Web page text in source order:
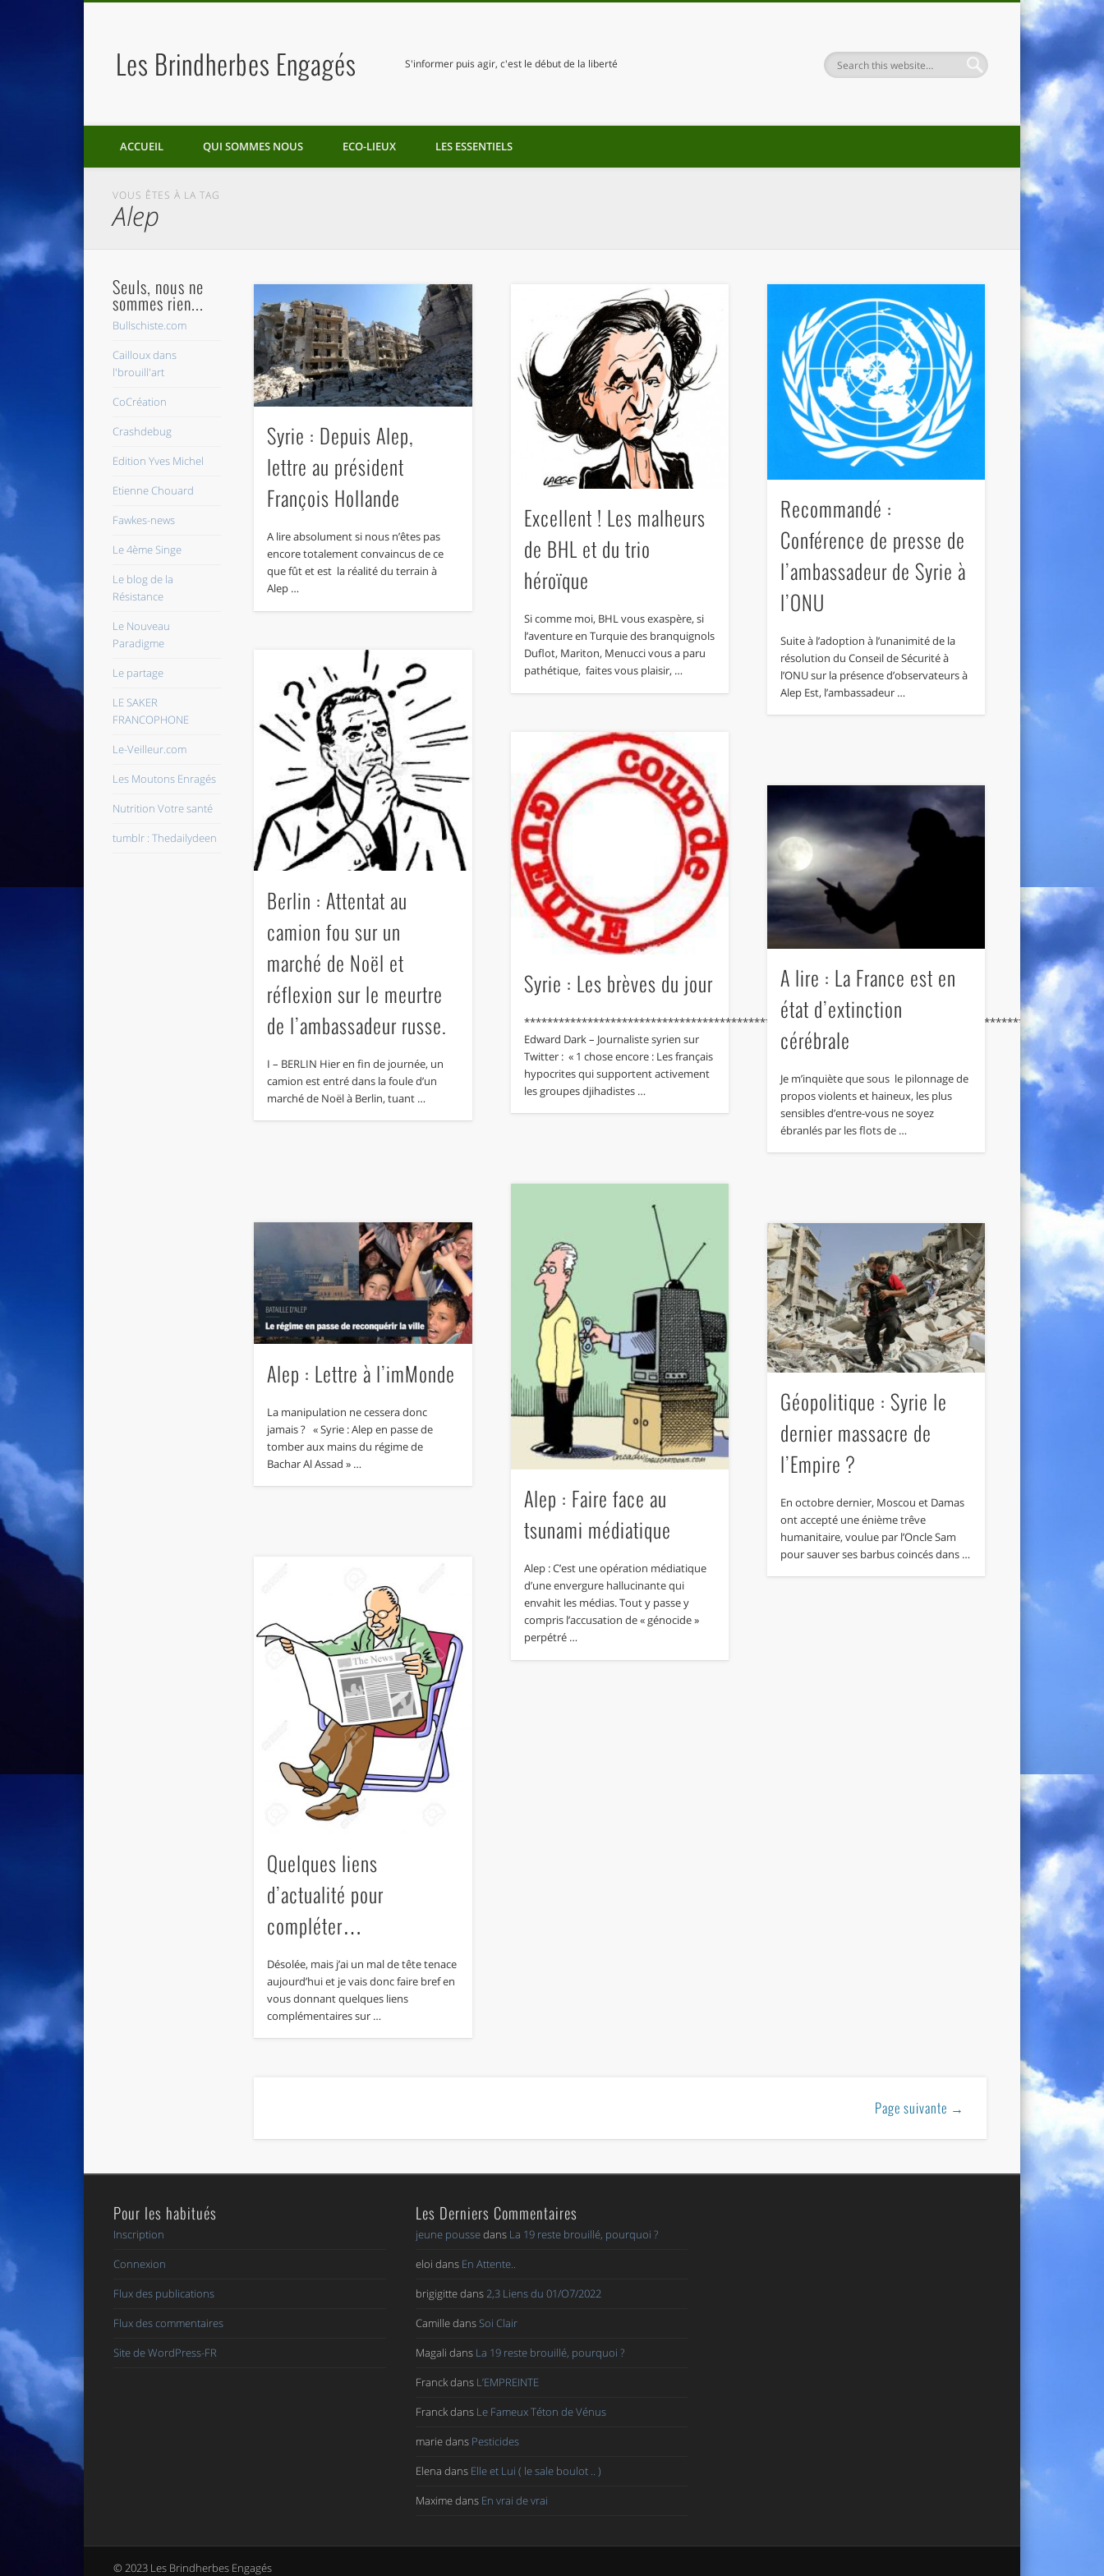
Les Brindherbes Engagés S'informer puis agir, c'est le début de la liberté
ACCUEIL QUI SOMMES NOUS ECO-LIEUX LES ESSENTIELS
VOUS ÊTES À LA TAG
Alep
Syrie : Depuis Alep,
lettre au président
François Hollande
A lire absolument si nous n’êtes pas
encore totalement convaincus de ce
que fût et est la réalité du terrain à
Alep …
Excellent ! Les malheurs
de BHL et du trio
héroïque
Si comme moi, BHL vous exaspère, si
l’aventure en Turquie des branquignols
Duflot, Mariton, Menucci vous a paru
pathétique, faites vous plaisir, …
Recommandé :
Conférence de presse de
l’ambassadeur de Syrie à
l’ONU
Suite à l’adoption à l’unanimité de la
résolution du Conseil de Sécurité à
l’ONU sur la présence d’observateurs à
Alep Est, l’ambassadeur …
Berlin : Attentat au
camion fou sur un
marché de Noël et
réflexion sur le meurtre
de l’ambassadeur russe.
I – BERLIN Hier en fin de journée, un
camion est entré dans la foule d’un
marché de Noël à Berlin, tuant …
Syrie : Les brèves du jour
Edward Dark – Journaliste syrien sur
Twitter : « 1 chose encore : Les français
hypocrites qui supportent activement
les groupes djihadistes …
A lire : La France est en
état d’extinction
cérébrale
Je m’inquiète que sous le pilonnage de
propos violents et haineux, les plus
sensibles d’entre-vous ne soyez
ébranlés par les flots de …
Alep : Faire face au
tsunami médiatique
Alep : C’est une opération médiatique
d’une envergure hallucinante qui
envahit les médias. Tout y passe y
compris l’accusation de « génocide »
perpétré …
Alep : Lettre à l’imMonde
La manipulation ne cessera donc
jamais ? « Syrie : Alep en passe de
tomber aux mains du régime de
Bachar Al Assad » …
Géopolitique : Syrie le
dernier massacre de
l’Empire ?
En octobre dernier, Moscou et Damas
ont accepté une énième trêve
humanitaire, voulue par l’Oncle Sam
pour sauver ses barbus coincés dans …
Quelques liens
d’actualité pour
compléter…
Désolée, mais j’ai un mal de tête tenace
aujourd’hui et je vais donc faire bref en
vous donnant quelques liens
complémentaires sur …
Page suivante →
Seuls, nous ne
sommes rien...
Bullschiste.com
Cailloux dans
l'brouill'art
CoCréation
Crashdebug
Edition Yves Michel
Etienne Chouard
Fawkes-news
Le 4ème Singe
Le blog de la
Résistance
Le Nouveau
Paradigme
Le partage
LE SAKER
FRANCOPHONE
Le-Veilleur.com
Les Moutons Enragés
Nutrition Votre santé
tumblr : Thedailydeen
Pour les habitués
Inscription
Connexion
Flux des publications
Flux des commentaires
Site de WordPress-FR
Les Derniers Commentaires
jeune poussedans La 19 reste brouillé, pourquoi ?
eloi dans En Attente..
brigigittedans 2,3 Liens du 01/O7/2022
Camilledans Soi Clair
Magali dans La 19 reste brouillé, pourquoi ?
Franckdans L’EMPREINTE
Franckdans Le Fameux Téton de Vénus
mariedans Pesticides
Elena dans Elle et Lui ( le sale boulot .. )
Maximedans En vrai de vrai
© 2023 Les Brindherbes Engagés